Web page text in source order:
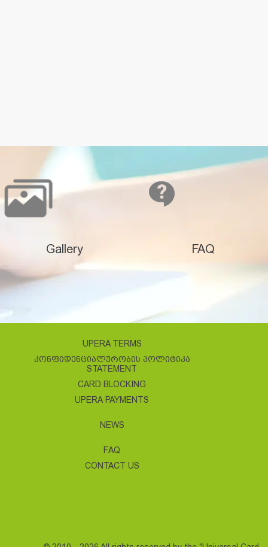
Gallery FAQ
UPERA TERMS
ᲙᲝᲜᲤᲘᲓᲔᲜᲪᲘᲐᲚᲣᲠᲝᲑᲘᲡ ᲞᲝᲚᲘᲢᲘᲙᲐ
STATEMENT
CARD BLOCKING
UPERA PAYMENTS
NEWS
FAQ
CONTACT US